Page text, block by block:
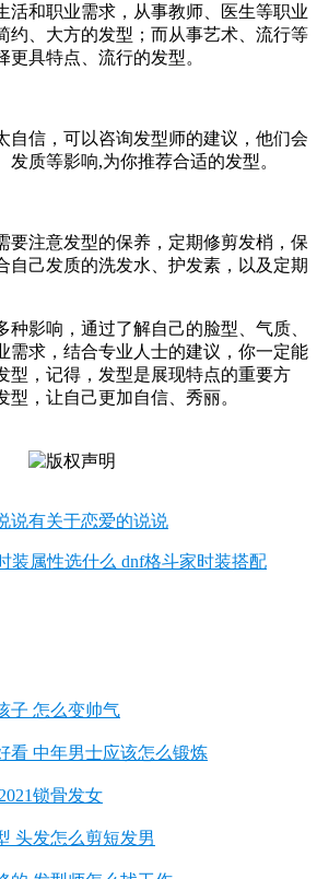
活和职业需求，从事教师、医生等职业
约、大方的发型；而从事艺术、流行等
具特点、流行的发型。
自信，可以咨询发型师的建议，他们会
发质等影响,为你推荐合适的发型。
要注意发型的保养，定期修剪发梢，保
自己发质的洗发水、护发素，以及定期
种影响，通过了解自己的脸型、气质、
需求，结合专业人士的建议，你一定能
型，记得，发型是展现特点的重要方
，让自己更加自信、秀丽。
说有关于恋爱的说说
装属性选什么 dnf格斗家时装搭配
子 怎么变帅气
看 中年男士应该怎么锻炼
锁骨发女
头发怎么剪短发男